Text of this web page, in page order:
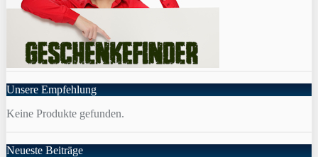
Unsere Empfehlung
Keine Produkte gefunden.
Neueste Beiträge